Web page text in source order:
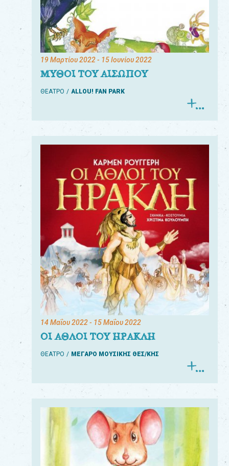
19 Μαρτίου 2022- 15 Ιουνίου 2022
ΜΥΘΟΙ ΤΟΥ ΑΙΣΩΠΟΥ
ΘΕΑΤΡΟ ALLOU! FAN PARK
14 Μαΐου 2022- 15 Μαΐου 2022
ΟΙ ΑΘΛΟΙ ΤΟΥ ΗΡΑΚΛΗ
ΘΕΑΤΡΟ ΜΕΓΑΡΟ ΜΟΥΣΙΚΗΣ ΘΕΣ/ΚΗΣ